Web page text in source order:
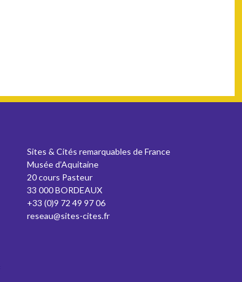
Sites & Cités remarquables de France
Musée d’Aquitaine
20 cours Pasteur
33 000 BORDEAUX
+33 (0)9 72 49 97 06
reseau@sites-cites.fr